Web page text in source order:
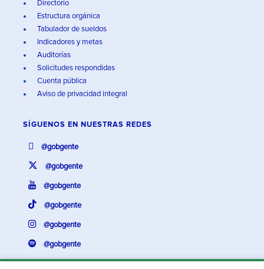
Directorio
Estructura orgánica
Tabulador de sueldos
Indicadores y metas
Auditorías
Solicitudes respondidas
Cuenta pública
Aviso de privacidad integral
SÍGUENOS EN NUESTRAS REDES
@gobgente
@gobgente
@gobgente
@gobgente
@gobgente
@gobgente